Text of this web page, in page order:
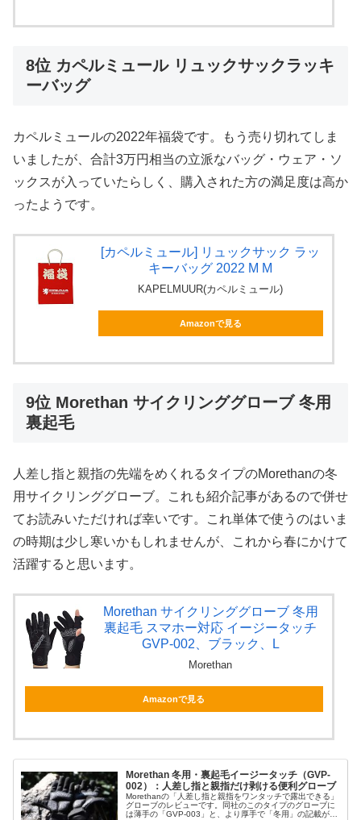
8位 カペルミュール リュックサックラッキ
ーバッグ
カペルミュールの2022年福袋です。もう売り切れてしま
いましたが、合計3万円相当の立派なバッグ・ウェア・ソ
ックスが入っていたらしく、購入された方の満足度は高か
ったようです。
[カペルミュール] リュックサック ラッ
キーバッグ 2022 M M
KAPELMUUR(カペルミュール)
Amazonで見る
9位 Morethan サイクリンググローブ 冬用
裏起毛
人差し指と親指の先端をめくれるタイプのMorethanの冬
用サイクリンググローブ。これも紹介記事があるので併せ
てお読みいただければ幸いです。これ単体で使うのはいま
の時期は少し寒いかもしれませんが、これから春にかけて
活躍すると思います。
Morethan サイクリンググローブ 冬用
裏起毛 スマホー対応 イージータッチ
GVP-002、ブラック、L
Morethan
Amazonで見る
Morethan 冬用・裏起毛イージータッチ（GVP-
002）：人差し指と親指だけ剥ける便利グローブ
Morethanの「人差し指と親指をワンタッチで露出できる」
グローブのレビューです。同社のこのタイプのグローブに
は薄手の「GVP-003」と、より厚手で「冬用」の記載があ